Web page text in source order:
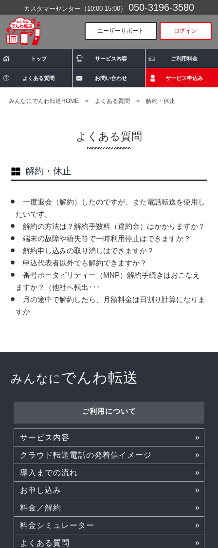
カスタマーセンター（10:00-15:00） 050-3196-3580
ログイン
ユーザーサポート
トップ サービス内容 ご利用料金
よくある質問 お問い合わせ サービス申込み
みんなにでんわ転送HOME > よくある質問 > 解約・休止
よくある質問
解約・休止
一度退会（解約）したのですが、また電話転送を使用し
たいです。
解約の方法は？解約手数料（違約金）はかかりますか？
端末の故障や紛失等で一時利用停止はできますか？
解約申し込みの取り消しはできますか？
申込代表者以外でも解約できますか？
番号ポータビリティー（MNP）解約手続きはおこなえ
ますか？（他社へ転出･･･
月の途中で解約したら、月額料金は日割り計算になりま
すか
みんなに でんわ転送
ご利用について
サービス内容
クラウド転送電話の発着信イメージ
導入までの流れ
お申し込み
料金／解約
料金シミュレーター
よくある質問